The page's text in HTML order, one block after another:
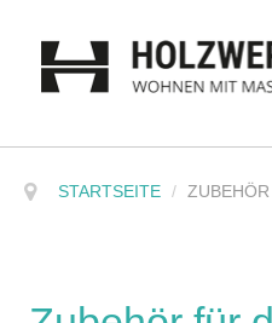
STARTSEITE / ZUBEHÖR